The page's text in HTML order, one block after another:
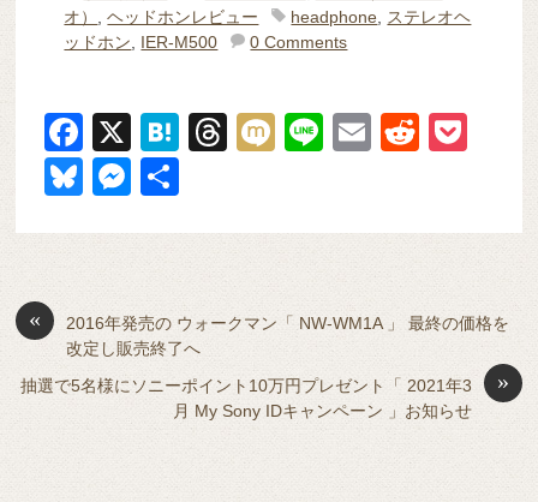
オ）
,ヘッドホンレビュー headphone
ステレオヘ
ッドホン
IER-M500 0 Comments
F
a
c
e
o
o
k
X
H
n
a
T
a
d
s
M
Li
E
R
di et
Bl
y
M
n
g
er
«
2016年発売の ウォークマン「 NW-WM1A 」 最終の価格を
改定し販売終了へ
»
抽選で5名様にソニーポイント10万円プレゼント「 2021年3
月 My Sony IDキャンペーン 」お知らせ